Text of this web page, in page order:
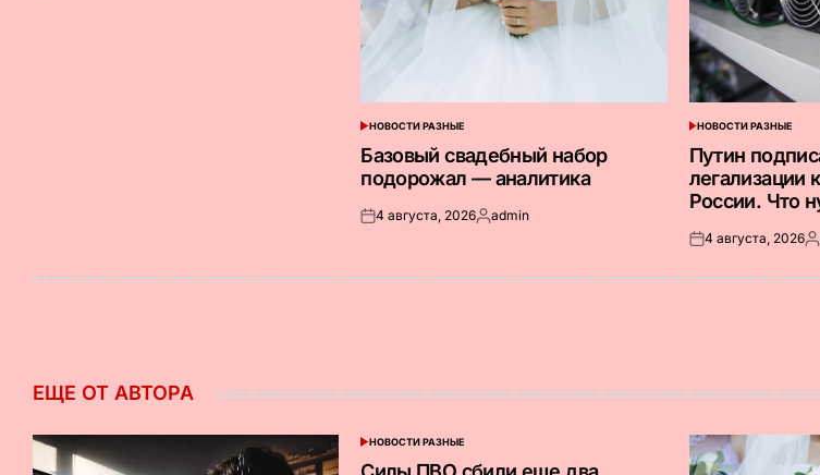
ОПУБЛИКОВАНО
В
НОВОСТИ РАЗНЫЕ
Базовый свадебный набор
подорожал — аналитика
Опубликовано
4 августа, 2026Запись
admin
ОПУБЛИКОВАНО
В
НОВОСТИ РАЗНЫЕ
Путин
легализации
России. Что
Опубликовано
4 августа, 2026
ЕЩЕ ОТ АВТОРА
ОПУБЛИКОВАНО
НОВОСТИ РАЗНЫЕ